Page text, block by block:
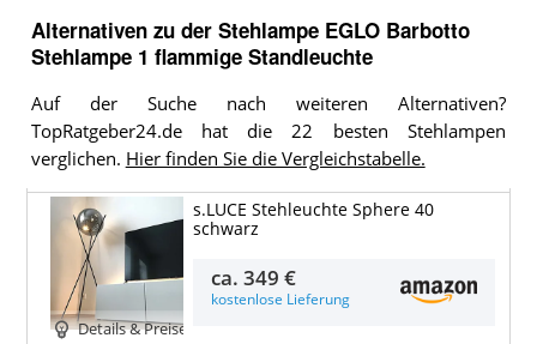
Alternativen zu der Stehlampe EGLO Barbotto
Stehlampe 1 flammige Standleuchte
Auf der Suche nach weiteren Alternativen?
TopRatgeber24.de hat die 22 besten Stehlampen
verglichen. Hier finden Sie die Vergleichstabelle.
Details & Preise
s.LUCE Stehleuchte Sphere 40
schwarz
ca.349 €
kostenlose Lieferung